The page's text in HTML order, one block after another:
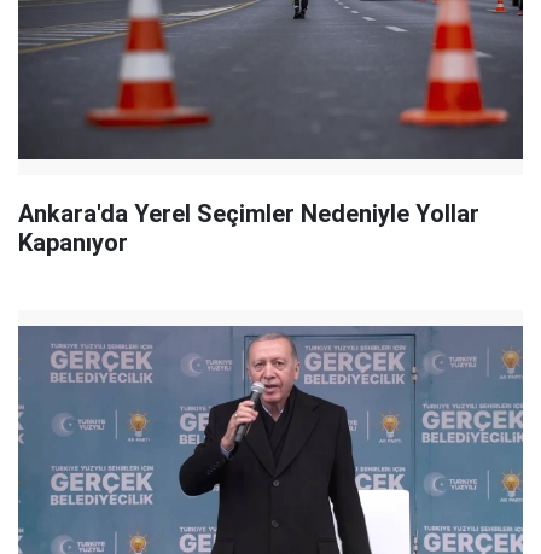
Ankara'da Yerel Seçimler Nedeniyle Yollar
Kapanıyor